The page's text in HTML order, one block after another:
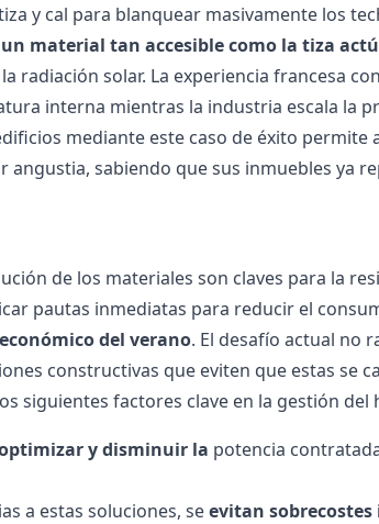
y cal para blanquear masivamente los
un material tan accesible como la tiza
radiación solar. La experiencia francesa
interna mientras la industria escala la
mediante este caso de éxito permite
angustia, sabiendo que sus inmuebles ya
de los materiales son claves para la
pautas inmediatas para reducir el
del verano. El desafío actual no
constructivas que eviten que estas se
siguientes factores clave en la gestión del
y disminuir la potencia
a estas soluciones, seevitan sobrecostes